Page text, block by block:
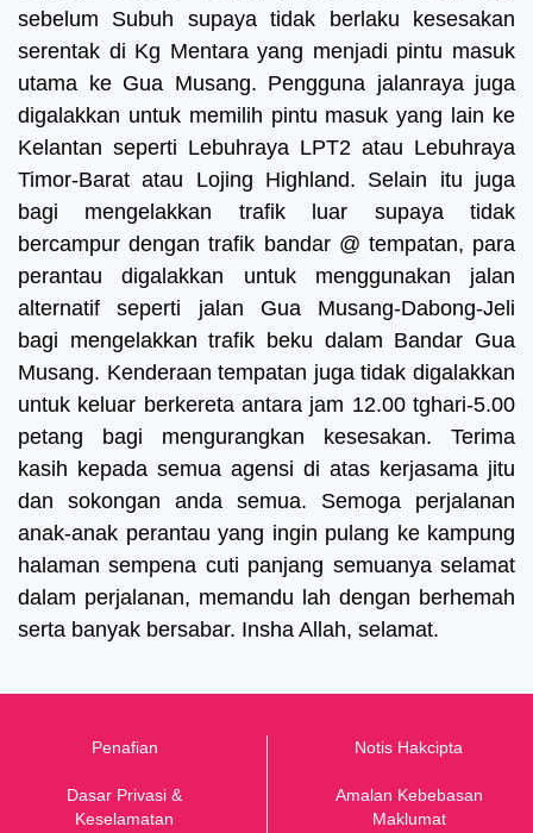
sebelum Subuh supaya tidak berlaku kesesakan
serentak di Kg Mentara yang menjadi pintu masuk
utama ke Gua Musang. Pengguna jalanraya juga
digalakkan untuk memilih pintu masuk yang lain ke
Kelantan seperti Lebuhraya LPT2 atau Lebuhraya
Timor-Barat atau Lojing Highland. Selain itu juga
bagi mengelakkan trafik luar supaya tidak
bercampur dengan trafik bandar @ tempatan, para
perantau digalakkan untuk menggunakan jalan
alternatif seperti jalan Gua Musang-Dabong-Jeli
bagi mengelakkan trafik beku dalam Bandar Gua
Musang. Kenderaan tempatan juga tidak digalakkan
untuk keluar berkereta antara jam 12.00 tghari-5.00
petang bagi mengurangkan kesesakan. Terima
kasih kepada semua agensi di atas kerjasama jitu
dan sokongan anda semua. Semoga perjalanan
anak-anak perantau yang ingin pulang ke kampung
halaman sempena cuti panjang semuanya selamat
dalam perjalanan, memandu lah dengan berhemah
serta banyak bersabar. Insha Allah, selamat.
Penafian
Dasar Privasi &
Keselamatan
Notis Hakcipta
Amalan Kebebasan
Maklumat